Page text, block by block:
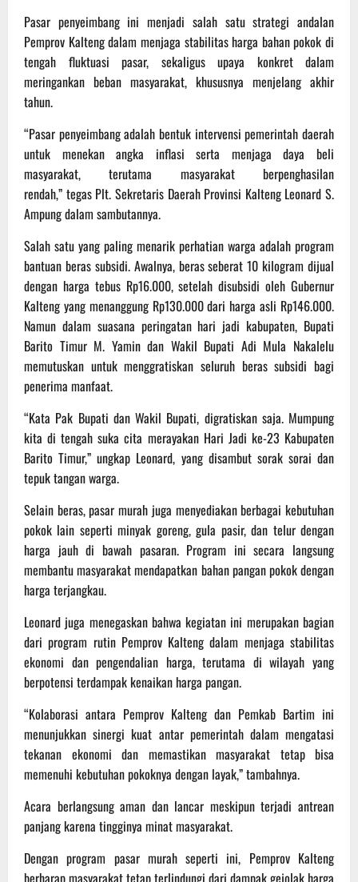
Pasar penyeimbang ini menjadi salah satu strategi andalan
Pemprov Kalteng dalam menjaga stabilitas harga bahan pokok di
tengah fluktuasi pasar, sekaligus upaya konkret dalam
meringankan beban masyarakat, khususnya menjelang akhir
tahun.
“Pasar penyeimbang adalah bentuk intervensi pemerintah daerah
untuk menekan angka inflasi serta menjaga daya beli
masyarakat, terutama masyarakat berpenghasilan
rendah,” tegas Plt. Sekretaris Daerah Provinsi Kalteng Leonard S.
Ampung dalam sambutannya.
Salah satu yang paling menarik perhatian warga adalah program
bantuan beras subsidi. Awalnya, beras seberat 10 kilogram dijual
dengan harga tebus Rp16.000, setelah disubsidi oleh Gubernur
Kalteng yang menanggung Rp130.000 dari harga asli Rp146.000.
Namun dalam suasana peringatan hari jadi kabupaten, Bupati
Barito Timur M. Yamin dan Wakil Bupati Adi Mula Nakalelu
memutuskan untuk menggratiskan seluruh beras subsidi bagi
penerima manfaat.
“Kata Pak Bupati dan Wakil Bupati, digratiskan saja. Mumpung
kita di tengah suka cita merayakan Hari Jadi ke-23 Kabupaten
Barito Timur,” ungkap Leonard, yang disambut sorak sorai dan
tepuk tangan warga.
Selain beras, pasar murah juga menyediakan berbagai kebutuhan
pokok lain seperti minyak goreng, gula pasir, dan telur dengan
harga jauh di bawah pasaran. Program ini secara langsung
membantu masyarakat mendapatkan bahan pangan pokok dengan
harga terjangkau.
Leonard juga menegaskan bahwa kegiatan ini merupakan bagian
dari program rutin Pemprov Kalteng dalam menjaga stabilitas
ekonomi dan pengendalian harga, terutama di wilayah yang
berpotensi terdampak kenaikan harga pangan.
“Kolaborasi antara Pemprov Kalteng dan Pemkab Bartim ini
menunjukkan sinergi kuat antar pemerintah dalam mengatasi
tekanan ekonomi dan memastikan masyarakat tetap bisa
memenuhi kebutuhan pokoknya dengan layak,” tambahnya.
Acara berlangsung aman dan lancar meskipun terjadi antrean
panjang karena tingginya minat masyarakat.
Dengan program pasar murah seperti ini, Pemprov Kalteng
berharap masyarakat tetap terlindungi dari dampak gejolak harga